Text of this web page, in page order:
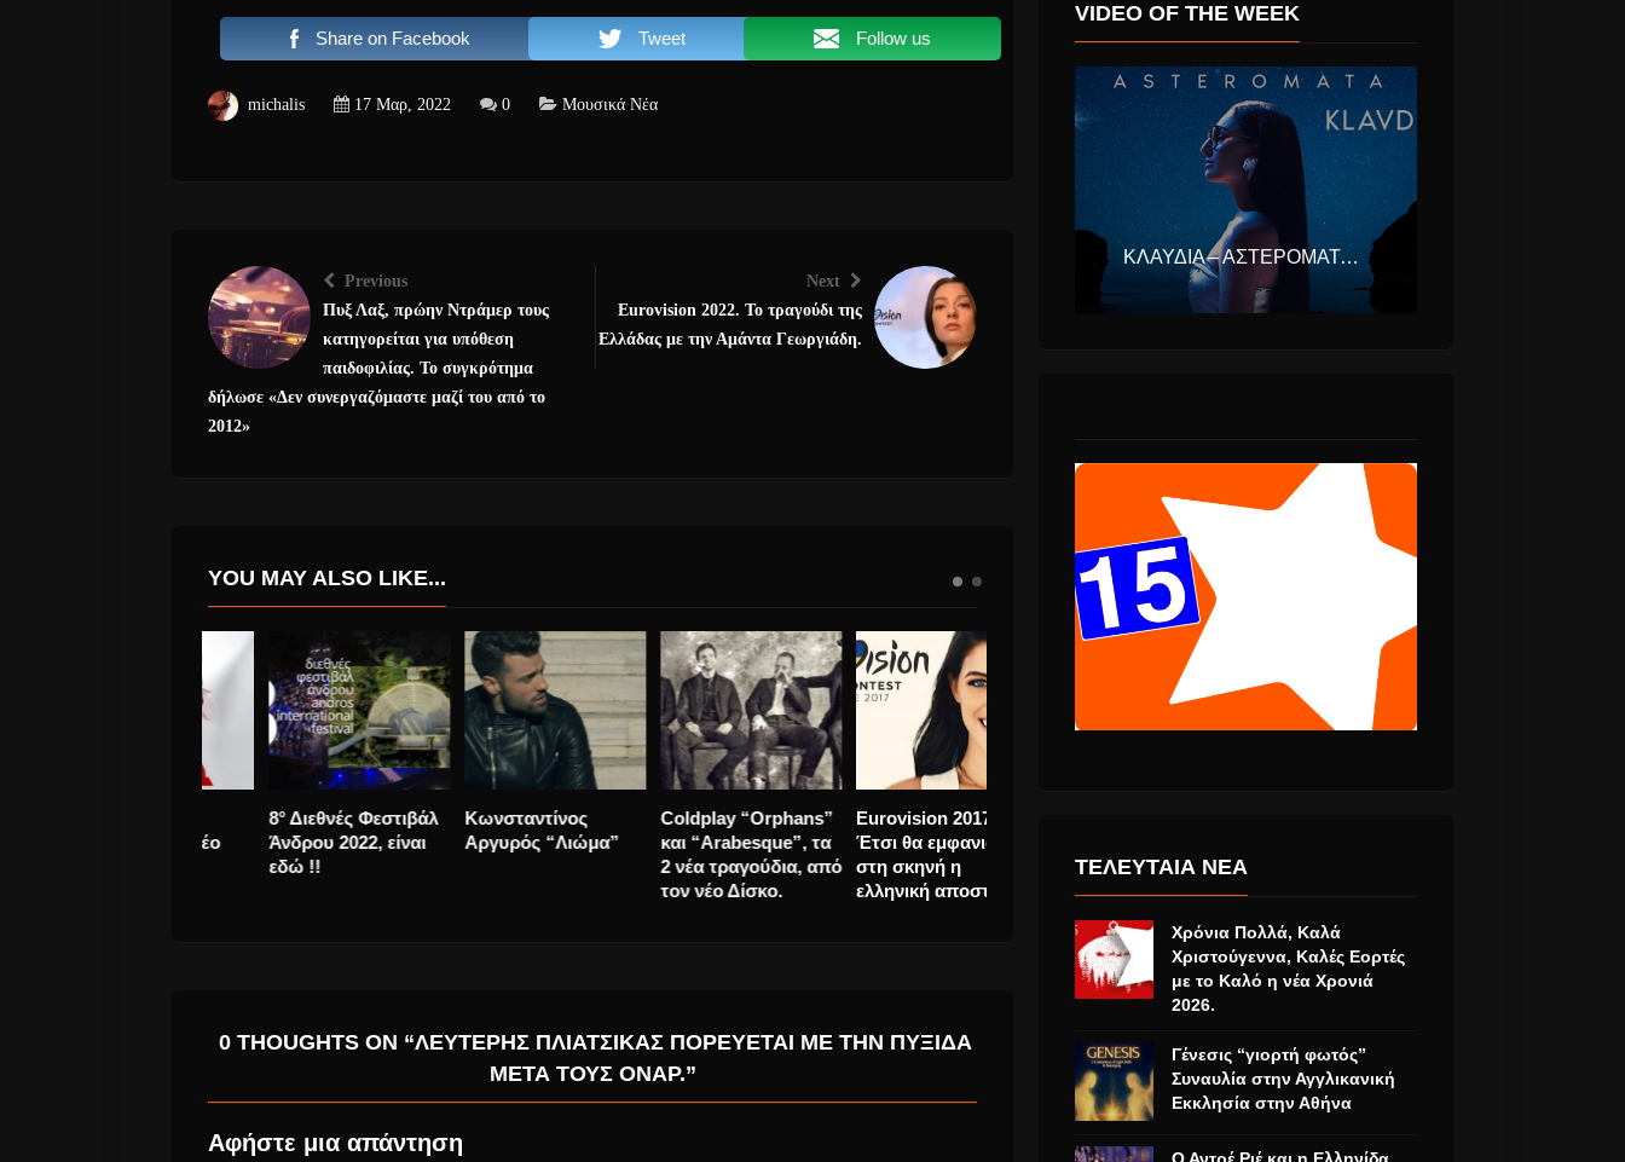
Share on Facebook Tweet Follow us
michalis 17 Μαρ, 2022 0 Μουσικά Νέα
Previous
Πυξ Λαξ, πρώην Ντράμερ τους
κατηγορείται για υπόθεση
παιδοφιλίας. Το συγκρότημα
δήλωσε «Δεν συνεργαζόμαστε μαζί του από το
2012»
Next
Eurovision 2022. Το τραγούδι της
Ελλάδας με την Αμάντα Γεωργιάδη.
YOU MAY ALSO LIKE...
Taylor Swift στο Νο1
σε όλο τον κόσμο και
στην Ελλάδα…..
Άνω Κάτω
“Αμαρτήστε” νέο
8° Διεθνές Φεστιβάλ
Άνδρου 2022, είναι
Κωνσταντίνος
Αργυρός “Λιώμα”
2 νέα τραγούδια, από
τον νέο Δίσκο.
στη σκηνή η
ελληνική αποστολή.
0 THOUGHTS ON “ΛΕΥΤΈΡΗΣ ΠΛΙΆΤΣΙΚΑΣ ΠΟΡΕΎΕΤΑΙ ΜΕ ΤΗΝ ΠΥΞΊΔΑ
ΜΕΤΆ ΤΟΥΣ ΌΝΑΡ.”
Αφήστε μια απάντηση
VIDEO OF THE WEEK
ΚΛΑΥΔΊΑ – ΑΣΤΕΡΟΜΆΤΑ (EUROVISION ΕΛΛΆΔΑ 2025)
ΤΕΛΕΥΤΑΙΑ ΝΕΑ
Χρόνια Πολλά, Καλά
Χριστούγεννα, Καλές Εορτές
με το Καλό η νέα Χρονιά
2026.
Γένεσις “γιορτή φωτός”
Συναυλία στην Αγγλικανική
Εκκλησία στην Αθήνα